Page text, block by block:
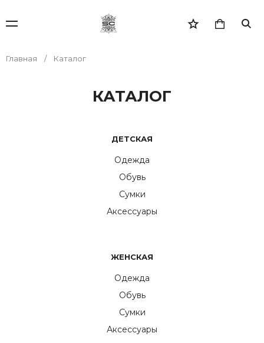
Главная Каталог
КАТАЛОГ
ДЕТСКАЯ
Одежда
Обувь
Сумки
Аксессуары
ЖЕНСКАЯ
Одежда
Обувь
Сумки
Аксессуары